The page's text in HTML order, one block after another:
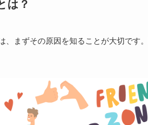
は？
、まずその原因を知ることが大切です